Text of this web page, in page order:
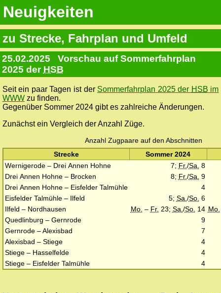
Neuigkeiten
zu Strecke, Fahrplan und Umfeld
25.02.2025 Vorschau auf Sommerfahrplan
2025 der HSB
Seit ein paar Tagen ist der Sommerfahrplan 2025 der HSB im
WWWzu finden.
Gegenüber Sommer 2024 gibt es zahlreiche Änderungen.
Zunächst ein Vergleich der Anzahl Züge.
Anzahl Zugpaare auf den Abschnitten
Strecke
Sommer 2024
Wernigerode – Drei Annen Hohne
7; Fr./Sa. 8
Drei Annen Hohne – Brocken
8; Fr./Sa. 9
Drei Annen Hohne – Eisfelder Talmühle
4
Eisfelder Talmühle – Ilfeld
5; Sa. /So. 6
Ilfeld – Nordhausen
Mo. – Fr. 23; Sa. /So. 14 Mo.
Quedlinburg – Gernrode
9
Gernrode – Alexisbad
7
Alexisbad – Stiege
4
Stiege – Hasselfelde
4
Stiege – Eisfelder Talmühle
4